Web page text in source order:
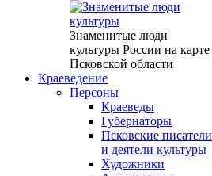
Знаменитые люди
культуры России на карте
Псковской области
Краеведение
Персоны
Краеведы
Губернаторы
Псковские писатели
и деятели культуры
Художники